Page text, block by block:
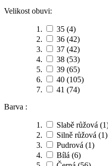
Velikost obuvi:
35 (4)
36 (42)
37 (42)
38 (53)
39 (65)
40 (105)
41 (74)
Barva :
Slabě růžová
Silně růžová (1)
Pudrová (1)
Bílá (6)